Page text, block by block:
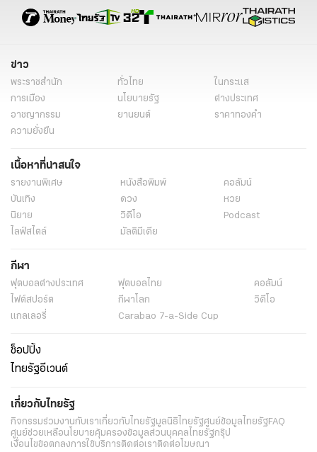
ข่าว
พระราชสำนัก ทั่วไทย
ในกระแส
การเมือง
นโยบายรัฐ
ต่างประเทศ
อาชญากรรม
ยานยนต์
ราคาทองคำ
ความยั่งยืน
เนื้อหาที่น่าสนใจ
รายงานพิเศษ หนังสือพิมพ์
คอลัมน์
บันเทิง
ดวง
หวย
นิยาย
วิดีโอ
Podcast
ไลฟ์สไตล์
มัลติมีเดีย
กีฬา
ฟุตบอลต่่างประเทศ ฟุตบอลไทย
คอลัมน์
ไฟต์สปอร์ต
กีฬาโลก
วิดีโอ
แกลเลอรี่
Carabao 7-a-Side Cup
ช็อปปิ้ง
ไทยรัฐอีเวนต์
เกี่ยวกับไทยรัฐ
กิจกรรมร่วมงานกับเราเกี่ยวกับไทยรัฐมูลนิธิไทยรัฐศูนย์ข้อมูลไทยรัฐFAQ
ศูนย์ช่วยเหลือนโยบายคุ้มครองข้อมูลส่วนบุคคลไทยรัฐกรุ๊ป
เงื่อนไขข้อตกลงการใช้บริการติดต่อเราติดต่อโฆษณา